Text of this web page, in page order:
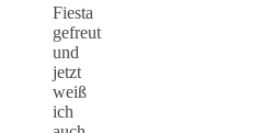
Fiesta
gefreut
und
jetzt
weiß
ich